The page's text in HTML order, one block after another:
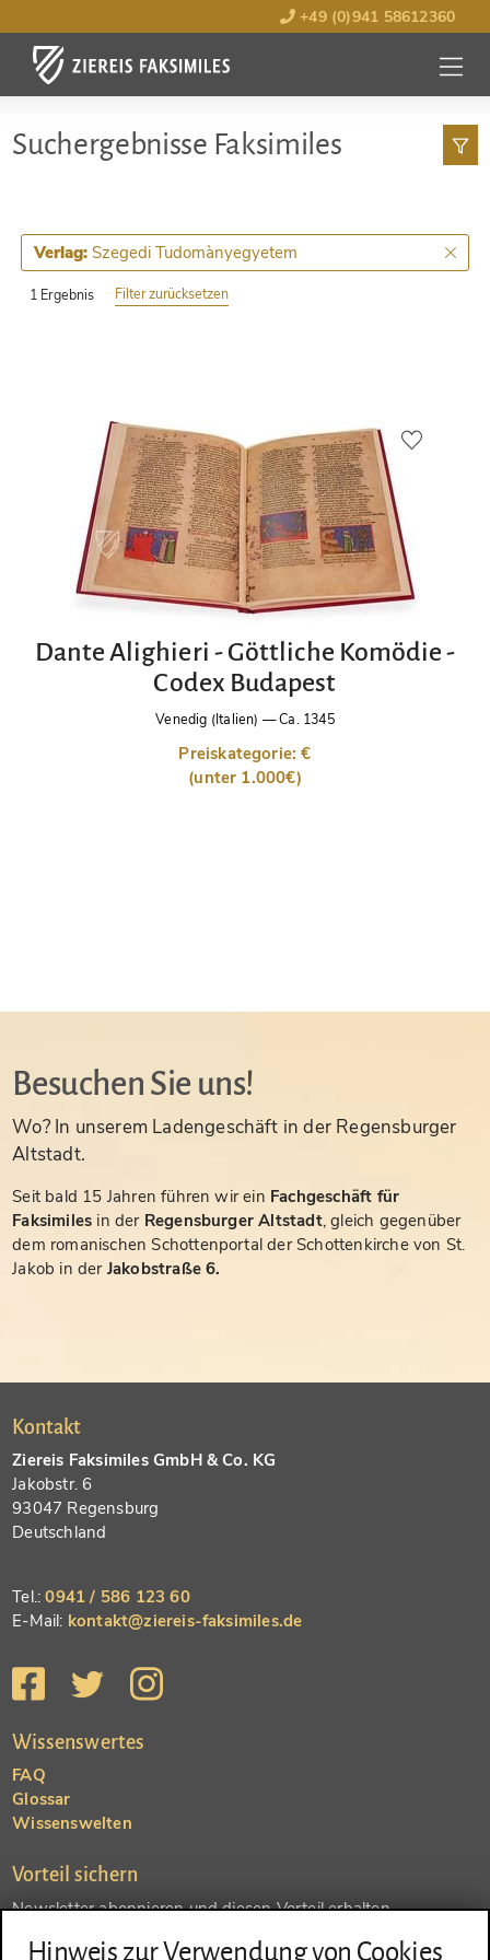
+49 (0)941 58612360
MENÜ
Such­ergebnisse Faksimiles
1 Ergebnis
Verlag:Szegedi Tudomànyegyetem
Filter zurücksetzen
Dante Alighieri - Göttliche Komödie -
Codex Budapest
Venedig (Italien) —Ca. 1345
Preiskategorie: €
(unter 1.000€)
Besuchen Sie uns!
Wo? In unserem Ladengeschäft in der Regensburger
Altstadt.
Seit bald 15 Jahren führen wir ein Fachgeschäft für
Faksimiles in der Regensburger Altstadt, gleich gegenüber
dem romanischen Schottenportal der Schottenkirche von St.
Jakob in der Jakobstraße 6.
Kontakt
Ziereis Faksimiles GmbH & Co. KG
Jakobstr. 6
93047 Regensburg
Deutschland
Tel.:0941 / 586 123 60
E-Mail: kontakt@ziereis-faksimiles.de
Wissenswertes
FAQ
Glossar
Wissenswelten
Vorteil sichern
Newsletter abonnieren und diesen Vorteil erhalten
SENDEN
Hinweis zur Verwendung von Cookies